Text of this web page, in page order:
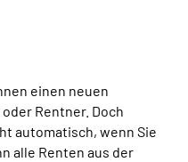
einen neuen
Rentner. Doch
automatisch, wenn Sie
alle Renten aus der